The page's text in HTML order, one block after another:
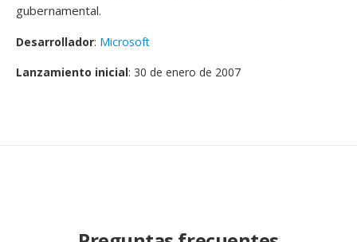
gubernamental.
Desarrollador: Microsoft
Lanzamiento inicial: 30 de enero de 2007